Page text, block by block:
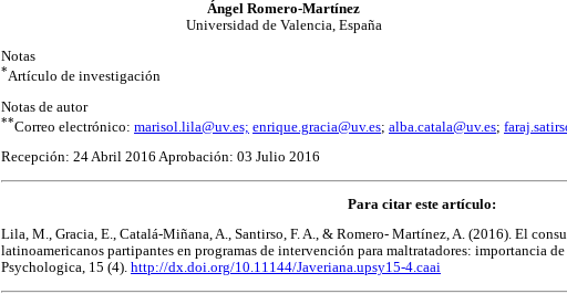
Ángel Romero-Martínez
Universidad de Valencia, España
Notas
*Artículo de investigación
Notas de autor
**Correo electrónico: marisol.lila@uv.es; enrique.gracia@uv.es; alba.catala@uv.es;
Recepción: 24 Abril 2016 Aprobación: 03 Julio 2016
Para citar este artículo:
Lila, M., Gracia, E., Catalá-Miñana, A., Santirso, F. A., & Romero- Martínez, A. (2016). El
latinoamericanos partipantes en programas de intervención para maltratadores: importancia
Psychologica, 15 (4). http://dx.doi.org/10.11144/Javeriana.upsy15-4.caai